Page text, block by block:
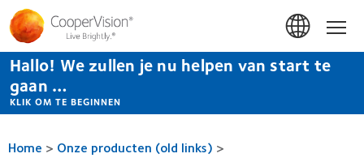
Overslaan
en
naar
de
inhoud
gaan
Hallo! We zullen je nu helpen van start te
gaan …
KLIK OM TE BEGINNEN
Home > Onze producten (old links) >